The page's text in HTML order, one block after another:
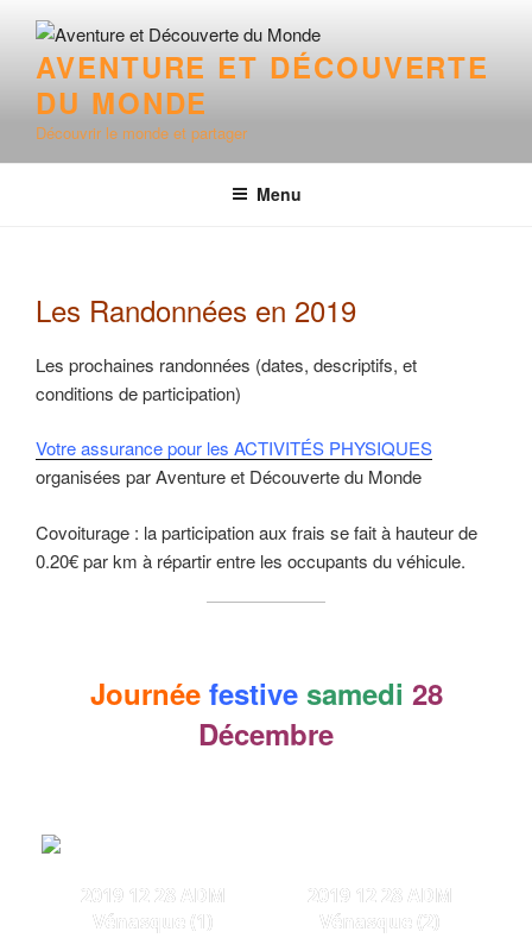
contenu
principal
AVENTURE ET DÉCOUVERTE
DU MONDE
Découvrir le monde et partager
Menu
Les Randonnées en 2019
Les prochaines randonnées (dates, descriptifs, et
conditions de participation)
Votre assurance pour les ACTIVITÉS PHYSIQUES
organisées par Aventure et Découverte du Monde
Covoiturage : la participation aux frais se fait à hauteur de
0.20€ par km à répartir entre les occupants du véhicule.
Journée festive samedi 28
Décembre
2019 12 28 ADM
Vénasque (1)
2019 12 28 ADM
Vénasque (2)